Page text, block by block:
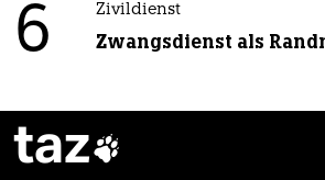
6 Zivildienst
Zwangsdienst als
taz